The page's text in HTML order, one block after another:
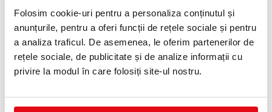
Folosim cookie-uri pentru a personaliza conținutul și
anunțurile, pentru a oferi funcții de rețele sociale și pentru
a analiza traficul. De asemenea, le oferim partenerilor de
rețele sociale, de publicitate și de analize informații cu
privire la modul în care folosiți site-ul nostru.